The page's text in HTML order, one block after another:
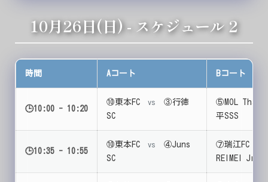
10月26日(日) - スケジュール 2
時間 Aコート Bコート
🕒10:00 - 10:20
⑩東本FC vs
③行徳
SC
⑤MOL
平SSS
🕒10:35 - 10:55
⑩東本FC vs
④Juns
SC
⑦瑞江FC
REIMEI Jr SC